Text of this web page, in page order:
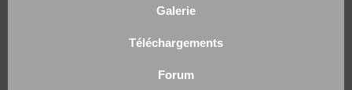
Galerie
Téléchargements
Forum